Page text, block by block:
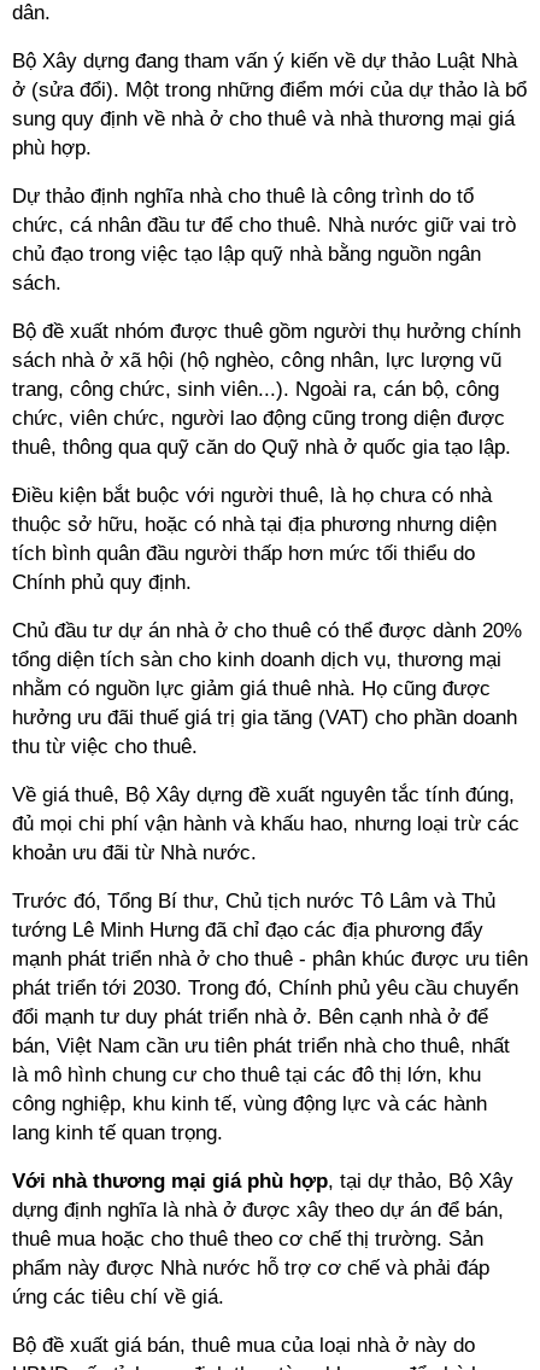
dân.
Bộ Xây dựng đang tham vấn ý kiến về dự thảo Luật Nhà
ở (sửa đổi). Một trong những điểm mới của dự thảo là bổ
sung quy định về nhà ở cho thuê và nhà thương mại giá
phù hợp.
Dự thảo định nghĩa nhà cho thuê là công trình do tổ
chức, cá nhân đầu tư để cho thuê. Nhà nước giữ vai trò
chủ đạo trong việc tạo lập quỹ nhà bằng nguồn ngân
sách.
Bộ đề xuất nhóm được thuê gồm người thụ hưởng chính
sách nhà ở xã hội (hộ nghèo, công nhân, lực lượng vũ
trang, công chức, sinh viên...). Ngoài ra, cán bộ, công
chức, viên chức, người lao động cũng trong diện được
thuê, thông qua quỹ căn do Quỹ nhà ở quốc gia tạo lập.
Điều kiện bắt buộc với người thuê, là họ chưa có nhà
thuộc sở hữu, hoặc có nhà tại địa phương nhưng diện
tích bình quân đầu người thấp hơn mức tối thiểu do
Chính phủ quy định.
Chủ đầu tư dự án nhà ở cho thuê có thể được dành 20%
tổng diện tích sàn cho kinh doanh dịch vụ, thương mại
nhằm có nguồn lực giảm giá thuê nhà. Họ cũng được
hưởng ưu đãi thuế giá trị gia tăng (VAT) cho phần doanh
thu từ việc cho thuê.
Về giá thuê, Bộ Xây dựng đề xuất nguyên tắc tính đúng,
đủ mọi chi phí vận hành và khấu hao, nhưng loại trừ các
khoản ưu đãi từ Nhà nước.
Trước đó, Tổng Bí thư, Chủ tịch nước Tô Lâm và Thủ
tướng Lê Minh Hưng đã chỉ đạo các địa phương đẩy
mạnh phát triển nhà ở cho thuê - phân khúc được ưu tiên
phát triển tới 2030. Trong đó, Chính phủ yêu cầu chuyển
đổi mạnh tư duy phát triển nhà ở. Bên cạnh nhà ở để
bán, Việt Nam cần ưu tiên phát triển nhà cho thuê, nhất
là mô hình chung cư cho thuê tại các đô thị lớn, khu
công nghiệp, khu kinh tế, vùng động lực và các hành
lang kinh tế quan trọng.
Với nhà thương mại giá phù hợp, tại dự thảo, Bộ Xây
dựng định nghĩa là nhà ở được xây theo dự án để bán,
thuê mua hoặc cho thuê theo cơ chế thị trường. Sản
phẩm này được Nhà nước hỗ trợ cơ chế và phải đáp
ứng các tiêu chí về giá.
Bộ đề xuất giá bán, thuê mua của loại nhà ở này do